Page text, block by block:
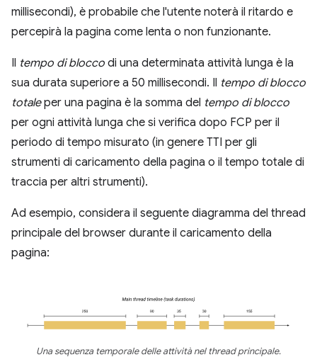
millisecondi), è probabile che l'utente noterà il ritardo e
percepirà la pagina come lenta o non funzionante.
Il tempo di blocco di una determinata attività lunga è la
sua durata superiore a 50 millisecondi. Il tempo di blocco
totaleper una pagina è la somma del tempo di blocco
per ogni attività lunga che si verifica dopo FCP per il
periodo di tempo misurato (in genere TTI per gli
strumenti di caricamento della pagina o il tempo totale di
traccia per altri strumenti).
Ad esempio, considera il seguente diagramma del thread
principale del browser durante il caricamento della
pagina:
Una sequenza temporale delle attività nel thread principale.